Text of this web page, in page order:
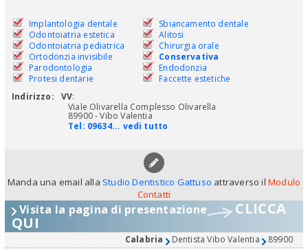
Implantologia dentale
Odontoiatria estetica
Odontoiatria pediatrica
Ortodonzia invisibile
Parodontologia
Protesi dentarie
Sbiancamento dentale
Alitosi
Chirurgia orale
Conservativa
Endodonzia
Faccette estetiche
Indirizzo:
VV:
Viale Olivarella Complesso Olivarella
89900 - Vibo Valentia
Tel: 09634... vedi tutto
Manda una email alla Studio Dentistico Gattuso attraverso il Modulo
Contatti
Visita la pagina di presentazione CLICCA
QUI
Calabria Dentista Vibo Valentia 89900